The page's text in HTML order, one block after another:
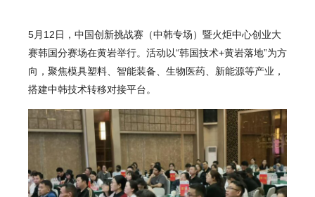
5月12日，中国创新挑战赛（中韩专场）暨火炬中心创业大
赛韩国分赛场在黄岩举行。活动以“韩国技术+黄岩落地”为方
向，聚焦模具塑料、智能装备、生物医药、新能源等产业，
搭建中韩技术转移对接平台。